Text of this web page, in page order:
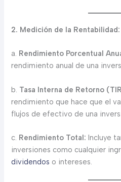
2. Medición de la Rentabilidad:
a. Rendimiento Porcentual
rendimiento anual de una
b. Tasa Interna de Retorno
rendimiento que hace que el
flujos de efectivo de una
c. Rendimiento Total: Incluye
inversiones como cualquier
dividendos o intereses.